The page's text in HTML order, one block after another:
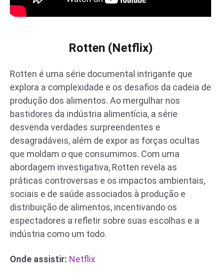
Rotten (Netflix)
Rotten é uma série documental intrigante que
explora a complexidade e os desafios da cadeia de
produção dos alimentos. Ao mergulhar nos
bastidores da indústria alimentícia, a série
desvenda verdades surpreendentes e
desagradáveis, além de expor as forças ocultas
que moldam o que consumimos. Com uma
abordagem investigativa, Rotten revela as
práticas controversas e os impactos ambientais,
sociais e de saúde associados à produção e
distribuição de alimentos, incentivando os
espectadores a refletir sobre suas escolhas e a
indústria como um todo.
Onde assistir: Netflix